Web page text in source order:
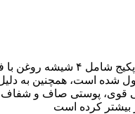
پکیج حجم دهنده تخصصی باسن،
شده است، همچنین به
پوستی صاف و شفاف
بیشتر کرده است